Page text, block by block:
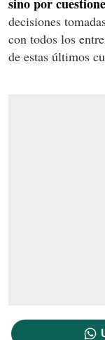
decisiones
con todos los
de estas últimos